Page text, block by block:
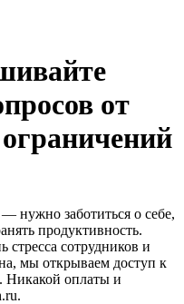
от
нужно заботиться о себе,
продуктивность.
сотрудников и
мы открываем доступ к
. Никакой оплаты и